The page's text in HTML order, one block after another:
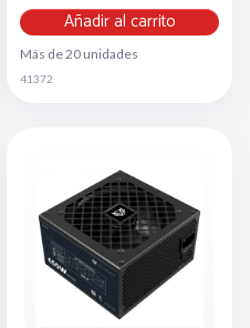
Añadir al carrito
Más de 20 unidades
41372